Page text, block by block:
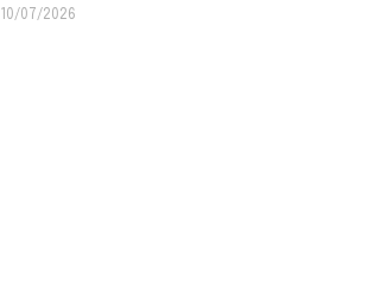
10/07/2026